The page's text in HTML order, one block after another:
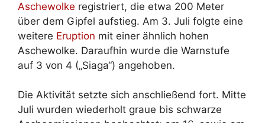
Aschewolke registriert, die etwa 200 Meter
über dem Gipfel aufstieg. Am 3. Juli folgte eine
weitere Eruption mit einer ähnlich hohen
Aschewolke. Daraufhin wurde die Warnstufe
auf 3 von 4 („Siaga“) angehoben.
Die Aktivität setzte sich anschließend fort. Mitte
Juli wurden wiederholt graue bis schwarze